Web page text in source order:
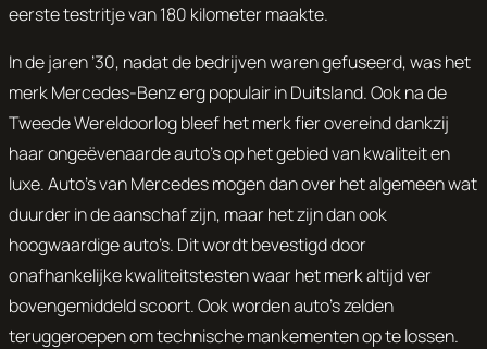
eerste testritje van 180 kilometer maakte.
In de jaren ’30, nadat de bedrijven waren gefuseerd, was het
merk Mercedes-Benz erg populair in Duitsland. Ook na de
Tweede Wereldoorlog bleef het merk fier overeind dankzij
haar ongeëvenaarde auto’s op het gebied van kwaliteit en
luxe. Auto’s van Mercedes mogen dan over het algemeen wat
duurder in de aanschaf zijn, maar het zijn dan ook
hoogwaardige auto’s. Dit wordt bevestigd door
onafhankelijke kwaliteitstesten waar het merk altijd ver
bovengemiddeld scoort. Ook worden auto’s zelden
teruggeroepen om technische mankementen op te lossen.